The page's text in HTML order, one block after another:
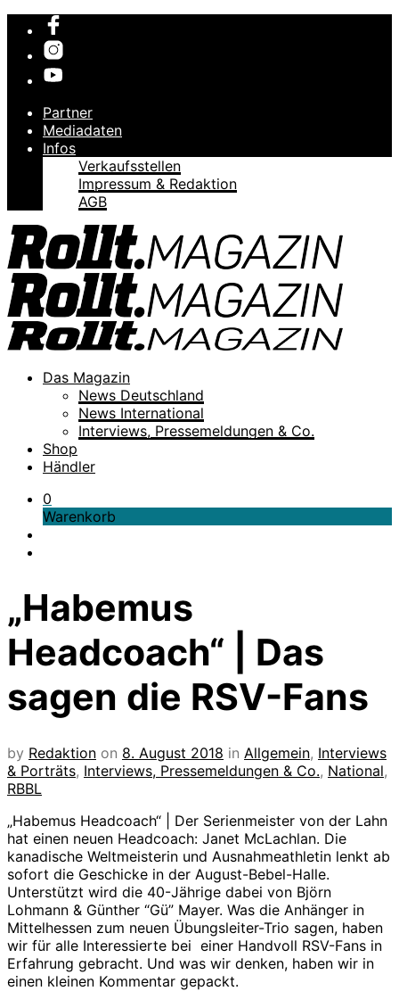
Partner
Mediadaten
Infos
Verkaufsstellen
Impressum & Redaktion
AGB
Das Magazin
News Deutschland
News International
Interviews, Pressemeldungen & Co.
Shop
Händler
0
Warenkorb
„Habemus
Headcoach“ | Das
sagen die RSV-Fans
by Redaktion on 8. August 2018 in Allgemein, Interviews
& Porträts, Interviews, Pressemeldungen & Co., National,
RBBL
„Habemus Headcoach“ | Der Serienmeister von der Lahn
hat einen neuen Headcoach: Janet McLachlan. Die
kanadische Weltmeisterin und Ausnahmeathletin lenkt ab
sofort die Geschicke in der August-Bebel-Halle.
Unterstützt wird die 40-Jährige dabei von Björn
Lohmann & Günther “Gü” Mayer. Was die Anhänger in
Mittelhessen zum neuen Übungsleiter-Trio sagen, haben
wir für alle Interessierte bei einer Handvoll RSV-Fans in
Erfahrung gebracht. Und was wir denken, haben wir in
einen kleinen Kommentar gepackt.